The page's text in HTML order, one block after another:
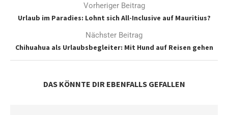
Vorheriger Beitrag
Urlaub im Paradies: Lohnt sich All-Inclusive auf Mauritius?
Nächster Beitrag
Chihuahua als Urlaubsbegleiter: Mit Hund auf Reisen gehen
DAS KÖNNTE DIR EBENFALLS GEFALLEN